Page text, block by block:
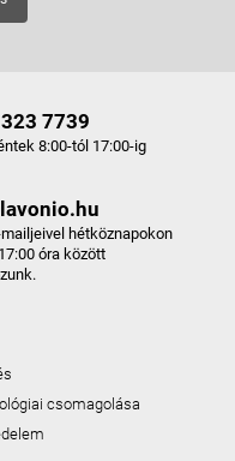
7739
8:00-tól 17:00-ig
mailjeivel hétköznapokon
óra között
csomagolása